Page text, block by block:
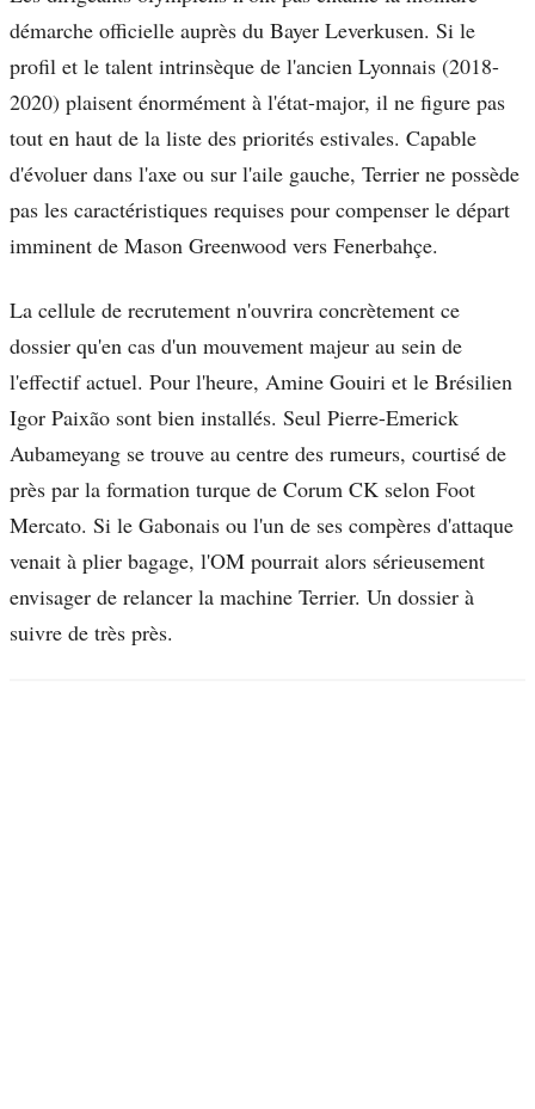
démarche officielle auprès du Bayer Leverkusen. Si le
profil et le talent intrinsèque de l'ancien Lyonnais (2018-
2020) plaisent énormément à l'état-major, il ne figure pas
tout en haut de la liste des priorités estivales. Capable
d'évoluer dans l'axe ou sur l'aile gauche, Terrier ne possède
pas les caractéristiques requises pour compenser le départ
imminent de Mason Greenwood vers Fenerbahçe.
La cellule de recrutement n'ouvrira concrètement ce
dossier qu'en cas d'un mouvement majeur au sein de
l'effectif actuel. Pour l'heure, Amine Gouiri et le Brésilien
Igor Paixão sont bien installés. Seul Pierre-Emerick
Aubameyang se trouve au centre des rumeurs, courtisé de
près par la formation turque de Corum CK selon Foot
Mercato. Si le Gabonais ou l'un de ses compères d'attaque
venait à plier bagage, l'OM pourrait alors sérieusement
envisager de relancer la machine Terrier. Un dossier à
suivre de très près.